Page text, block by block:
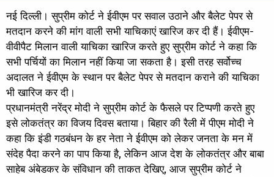
नई दिल्ली। सुप्रीम कोर्ट ने ईवीएम पर सवाल उठाने और बैलेट पेपर से
मतदान करने की मांग वाली सभी याचिकाएं खारिज कर दी हैं। ईवीएम-
वीवीपैट मिलान वाली याचिका खारिज करते हुए सुप्रीम कोर्ट ने कहा कि
सभी पर्चियों का मिलान नहीं किया जा सकता है। इसी तरह सर्वोच्च
अदालत ने ईवीएम के स्थान पर बैलेट पेपर से मतदान कराने की याचिका
भी खारिज कर दी।
प्रधानमंत्री नरेंद्र मोदी ने सुप्रीम कोर्ट के फैसले पर टिप्पणी करते हुए
इसे लोकतंत्र का विजय दिवस बताया। बिहार की रैली में पीएम मोदी ने
कहा कि इंडी गठबंधन के हर नेता ने ईवीएम को लेकर जनता के मन में
संदेह पैदा करने का पाप किया है, लेकिन आज देश के लोकतंत्र और बाबा
साहेब अंबेडकर के संविधान की ताकत देखिए, आज सुप्रीम कोर्ट ने